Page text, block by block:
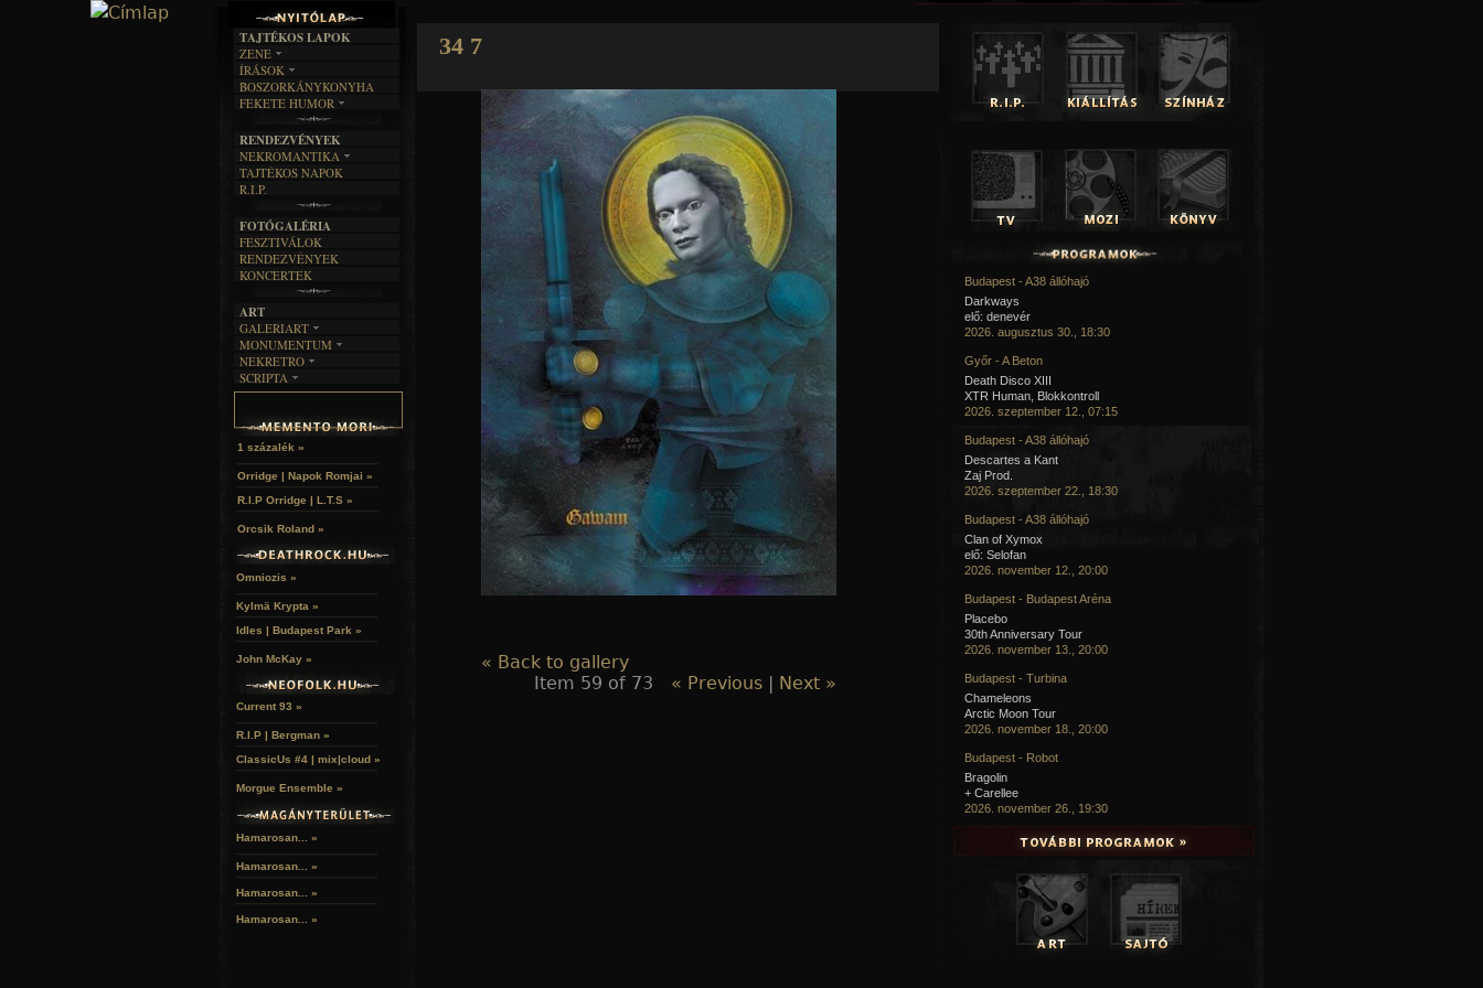
34 7
« Back to gallery
Item 59 of 73
« Previous| Next »
TAJTÉKOS LAPOK
ZENE
EGYÜTTESEK
INTERJÚK
FORDÍTÁSOK
DALSZÖVEGEK
ÍRÁSOK
IRODALOM
FILM
MŰVÉSZET
ÍRÁSTÖRTÉNET
BOSZORKÁNYKONYHA
FEKETE HUMOR
SZÖVEGES
RENDEZVÉNYEK
NEKROMANTIKA
AKTUÁLIS
A MÚLT
TAJTÉKOS NAPOK
R.I.P.
FOTÓGALÉRIA
FESZTIVÁLOK
RENDEZVÉNYEK
KONCERTEK
ART
GALERIART
ARTGALERI
KÉPREGÉNYEK
LAKÁSKULTS
MONUMENTUM
TEMETŐK
TEMPLOMOK
HELYEK
NEKRETRO
SZUBKULT
RELIKVIÁK
SCRIPTA
NOVELLÁK
HALÁLTÁNC
1 százalék »
Orridge | Napok Romjai »
R.I.P Orridge | L.T.S »
Orcsik Roland »
Omniozis »
Kylmä Krypta »
Idles | Budapest Park »
John McKay »
Current 93 »
R.I.P | Bergman »
ClassicUs #4 | mix|cloud »
Morgue Ensemble »
Hamarosan... »
Hamarosan... »
Hamarosan... »
Hamarosan... »
Budapest - A38 állóhajó
Darkways
elő: denevér
2026. augusztus 30., 18:30
Győr - A Beton
Death Disco XIII
XTR Human, Blokkontroll
2026. szeptember 12., 07:15
Budapest - A38 állóhajó
Descartes a Kant
Zaj Prod.
2026. szeptember 22., 18:30
Budapest - A38 állóhajó
Clan of Xymox
elő: Selofan
2026. november 12., 20:00
Budapest - Budapest Aréna
Placebo
30th Anniversary Tour
2026. november 13., 20:00
Budapest - Turbina
Chameleons
Arctic Moon Tour
2026. november 18., 20:00
Budapest - Robot
Bragolin
+ Carellee
2026. november 26., 19:30